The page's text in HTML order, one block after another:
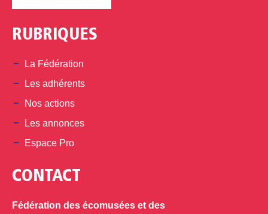
RUBRIQUES
La Fédération
Les adhérents
Nos actions
Les annonces
Espace Pro
CONTACT
Fédération des écomusées et des